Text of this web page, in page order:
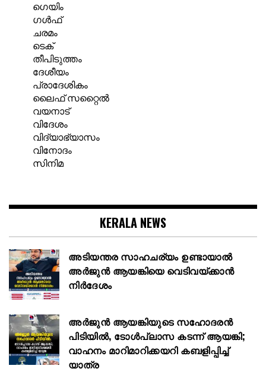
ഗെയിം
ഗൾഫ്
ചരമം
ടെക്
തീപിടുത്തം
ദേശീയം
പ്രാദേശികം
ലൈഫ് സറ്റൈൽ
വയനാട്
വിദേശം
വിദ്യാഭ്യാസം
വിനോദം
സിനിമ
KERALA NEWS
അടിയന്തര സാഹചര്യം ഉണ്ടായാല്‍
അര്‍ജുന്‍ ആയങ്കിയെ വെടിവയ്ക്കാന്‍
നിര്‍ദേശം
അർജുൻ ആയങ്കിയുടെ സഹോദരൻ
പിടിയിൽ, ടോൾപ്ലാസ കടന്ന് ആയങ്കി;
വാഹനം മാറിമാറിക്കയറി കബളിപ്പിച്ച്
യാത്ര